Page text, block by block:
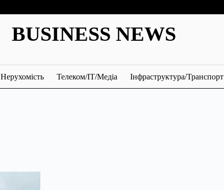
BUSINESS NEWS
Нерухомість Телеком/ІТ/Медіа Інфраструктура/Транспорт